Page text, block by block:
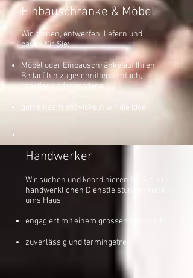
Einbauschränke & Möbel
Wir planen, entwerfen, liefern und
bauen für Sie:
Möbel oder Einbauschränke auf Ihren
Bedarf hin zugeschnitten: einfach,
praktisch oder modern
gemeinsam entwickeln wir die Idee
Handwerker
Wir suchen und koordinieren für Sie alle
handwerklichen Dienstleistungen rund
ums Haus:
engagiert mit einem grossen Netzwerk
zuverlässig und termingetreu